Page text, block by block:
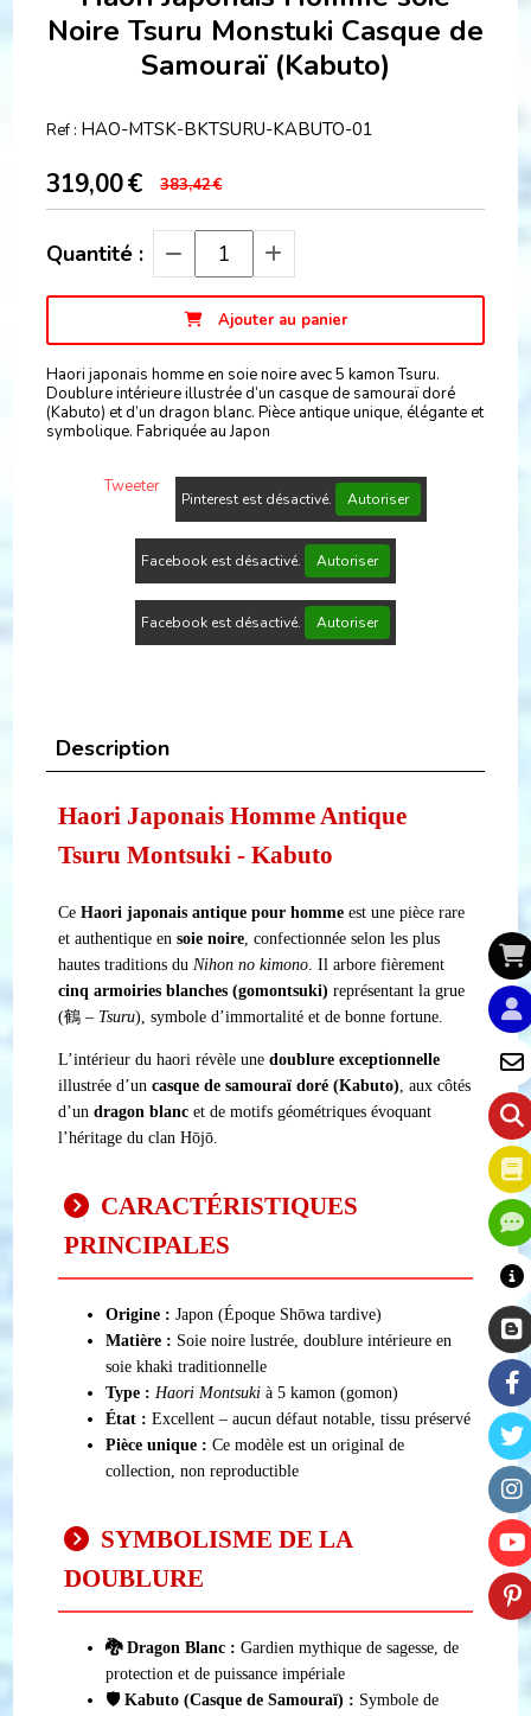
Noire Tsuru Monstuki Casque de
Samouraï (Kabuto)
Ref : HAO-MTSK-BKTSURU-KABUTO-01
319,00€ 383,42€
Quantité :
Ajouter au panier
Haori japonais homme en soie noire avec 5 kamon Tsuru.
Doublure intérieure illustrée d’un casque de samouraï doré
(Kabuto) et d’un dragon blanc. Pièce antique unique, élégante et
symbolique. Fabriquée au Japon
Tweeter
Pinterest est désactivé. Autoriser
Facebook est désactivé. Autoriser
Facebook est désactivé. Autoriser
Description
Haori Japonais Homme Antique
Tsuru Montsuki - Kabuto
CeHaori japonais antique pour homme est une pièce rare
et authentique ensoie noire, confectionnée selon les plus
hautes traditions duNihon no kimono. Il arbore fièrement
cinq armoiries blanches (gomontsuki) représentant la grue
(鶴 – Tsuru), symbole d’immortalité et de bonne fortune.
L’intérieur du haori révèle unedoublure exceptionnelle
illustrée d’uncasque de samouraï doré (Kabuto), aux côtés
d’undragon blanc et de motifs géométriques évoquant
l’héritage du clan Hōjō.
CARACTÉRISTIQUES
PRINCIPALES
Origine : Japon (Époque Shōwa tardive)
Matière : Soie noire lustrée, doublure intérieure en
soie khaki traditionnelle
Type : Haori Montsuki à 5 kamon (gomon)
État : Excellent – aucun défaut notable, tissu préservé
Pièce unique : Ce modèle est un original de
collection, non reproductible
SYMBOLISME DE LA
DOUBLURE
🐉 Dragon Blanc : Gardien mythique de sagesse, de
protection et de puissance impériale
🛡️ Kabuto (Casque de Samouraï) : Symbole de